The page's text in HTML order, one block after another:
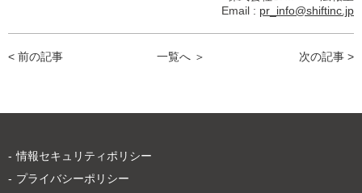
Email : pr_info@shiftinc.jp
< 前の記事 一覧へ ＞ 次の記事 >
情報セキュリティポリシー
プライバシーポリシー